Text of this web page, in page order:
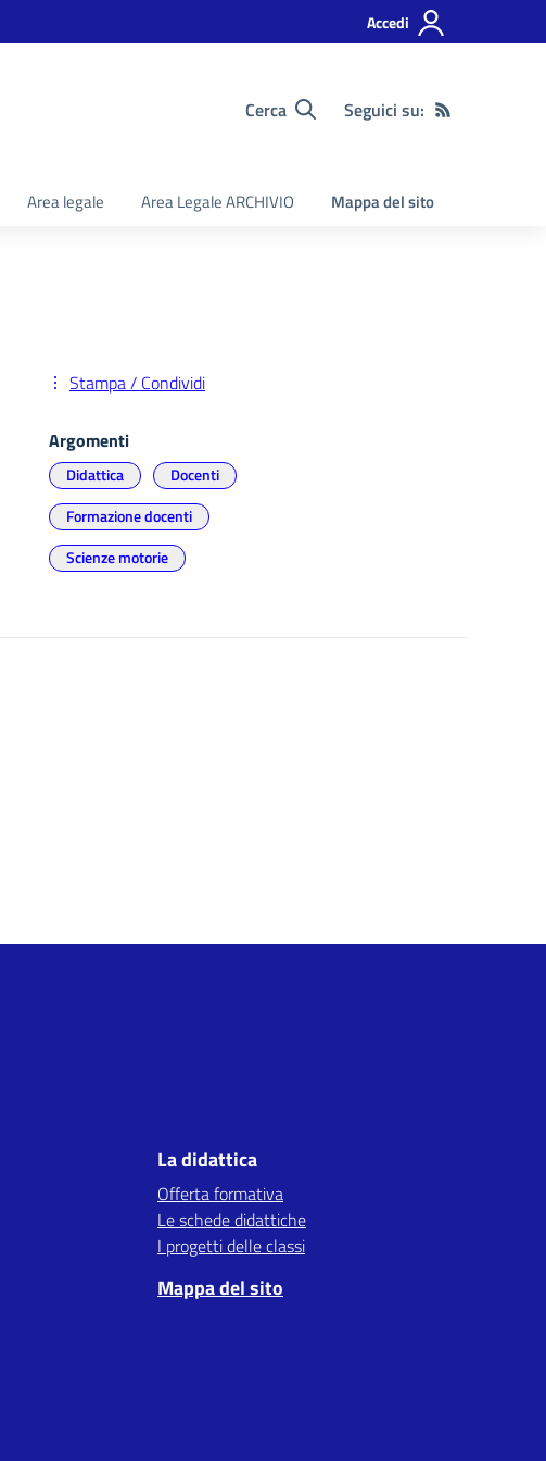
Accedi
Cerca Seguici su:
Area legale Area Legale ARCHIVIO Mappa del sito
Stampa / Condividi
Argomenti
Didattica
Docenti
Formazione docenti
Scienze motorie
La didattica
Offerta formativa
Le schede didattiche
I progetti delle classi
Mappa del sito